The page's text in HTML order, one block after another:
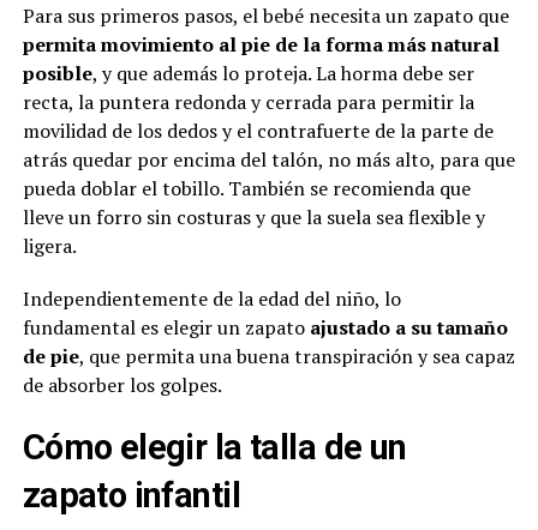
Para sus primeros pasos, el bebé necesita un zapato que
permita movimiento al pie de la forma más natural
posible, y que además lo proteja. La horma debe ser
recta, la puntera redonda y cerrada para permitir la
movilidad de los dedos y el contrafuerte de la parte de
atrás quedar por encima del talón, no más alto, para que
pueda doblar el tobillo. También se recomienda que
lleve un forro sin costuras y que la suela sea flexible y
ligera.
Independientemente de la edad del niño, lo
fundamental es elegir un zapato ajustado a su tamaño
de pie, que permita una buena transpiración y sea capaz
de absorber los golpes.
Cómo elegir la talla de un
zapato infantil